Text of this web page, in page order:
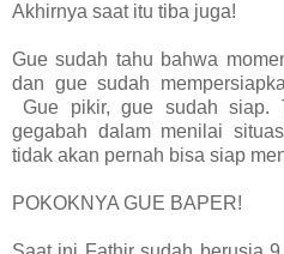
Akhirnya saat itu tiba juga!
Gue sudah tahu bahwa
dan gue sudah
Gue pikir, gue sudah siap.
gegabah dalam menilai
tidak akan pernah bisa siap
POKOKNYA GUE BAPER!